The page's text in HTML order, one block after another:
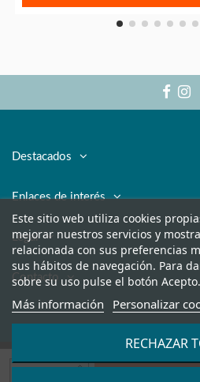
Destacados
Enlaces de interés
Legal
Contacto
Este sitio web utiliza cookies
mejorar nuestros servicios y
relacionada con sus preferencias
sus hábitos de navegación. Para
sobre su uso pulse el botón Acepto.
Más información Personalizar
RECHAZAR